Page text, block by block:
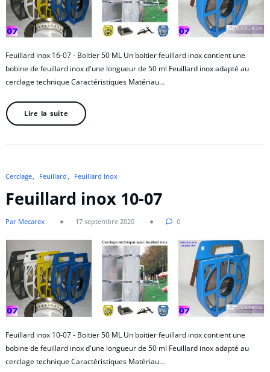
Feuillard inox 16-07 - Boitier 50 ML Un boitier feuillard inox contient une
bobine de feuillard inox d'une longueur de 50 ml Feuillard inox adapté au
cerclage technique Caractéristiques Matériau…
Lire la suite
Cerclage Feuillard Feuillard Inox
Feuillard inox 10-07
Par Mecarex 17 septembre 2020 0
Feuillard inox 10-07 - Boitier 50 ML Un boitier feuillard inox contient une
bobine de feuillard inox d'une longueur de 50 ml Feuillard inox adapté au
cerclage technique Caractéristiques Matériau…